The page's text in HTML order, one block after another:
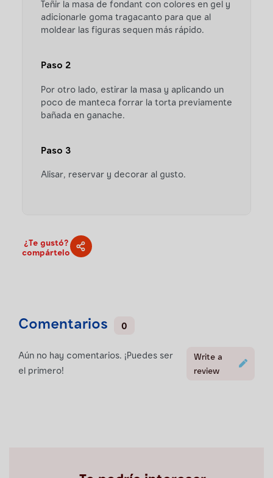
Teñir la masa de fondant con colores en gel y
adicionarle goma tragacanto para que al
moldear las figuras sequen más rápido.
Paso 2
Por otro lado, estirar la masa y aplicando un
poco de manteca forrar la torta previamente
bañada en ganache.
Paso 3
Alisar, reservar y decorar al gusto.
¿Te gustó?
compártelo
Comentarios 0
Aún no hay comentarios. ¡Puedes ser
el primero!
Write a
review